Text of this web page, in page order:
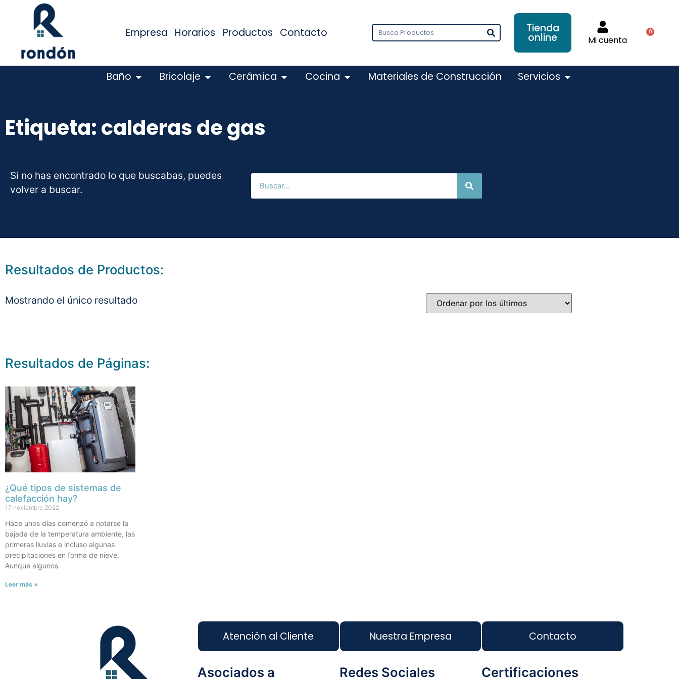
Empresa Horarios Productos Contacto Tienda
online Mi cuenta
0
Baño Bricolaje Cerámica Cocina Materiales de Construcción Servicios
Etiqueta: calderas de gas
Si no has encontrado lo que buscabas, puedes
volver a buscar.
Resultados de Productos:
Mostrando el único resultado
Resultados de Páginas:
¿Qué tipos de sistemas de
calefacción hay?
17 noviembre 2022
Hace unos días comenzó a notarse la
bajada de la temperatura ambiente, las
primeras lluvias e incluso algunas
precipitaciones en forma de nieve.
Aunque algunos
Leer más »
Atención al Cliente
Asociados a
Nuestra Empresa
Redes Sociales
Contacto
Certificaciones